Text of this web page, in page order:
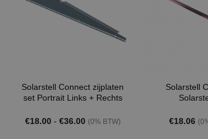
Solarstell Connect zijplaten
set Portrait Links + Rechts
€18.00 - €36.00Prijsklasse:
(0% BTW)
Solarstell
€18.06